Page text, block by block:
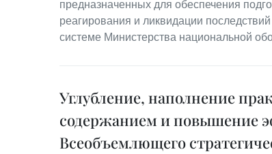
предназначенных для обеспечения
реагирования и ликвидации
системе Министерства национальной
Углубление, наполнение
содержанием и повышение
Всеобъемлющего